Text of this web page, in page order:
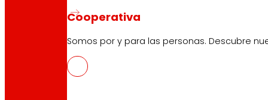
Cooperativa
Somos por y para las personas. Descubre